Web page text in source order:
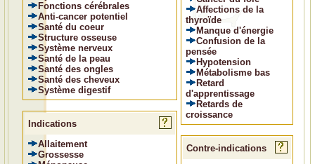
Fonctions cérébrales
Anti-cancer potentiel
Santé du coeur
Structure osseuse
Système nerveux
Santé de la peau
Santé des ongles
Santé des cheveux
Système digestif
Indications
Allaitement
Grossesse
Affections de la
thyroïde
Manque d'énergie
Confusion de la
pensée
Hypotension
Métabolisme bas
Retard
d'apprentissage
Retards de
croissance
Contre-indications